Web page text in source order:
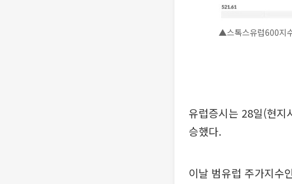
▲스톡스유럽600지
유럽증시는 28일(현지
승했다.
이날 범유럽 주가지수